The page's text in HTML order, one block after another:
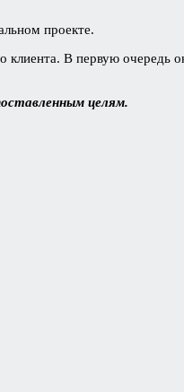
проекте.
В первую очередь
целям.